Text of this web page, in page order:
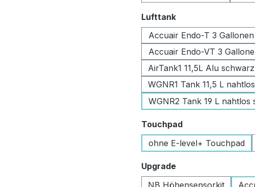
Lufttankauswählen
Accuair Endo-T 3 Gallonen
Accuair Endo-VT 3
AirTank1 11,5L Alu schwarz
WGNR1 Tank 11,5 L
WGNR2 Tank 19 L nahtlos
Touchpadauswählen
ohne E-level+ Touchpad
Upgradeauswählen